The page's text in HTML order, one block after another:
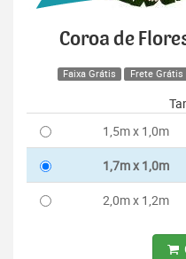
Coroa de
Faixa Grátis Frete Grátis
1,5m x 1,0m
1,7m x 1,0m
2,0m x 1,2m